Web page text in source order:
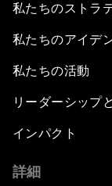
私たちのストラ
私たちのアイデ
私たちの活動
リーダーシップ
インパクト
詳細